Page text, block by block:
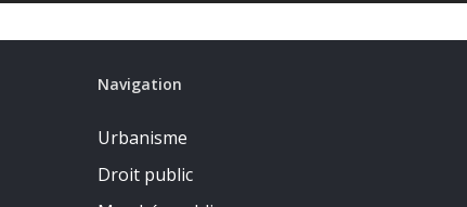
Navigation
Urbanisme
Droit public